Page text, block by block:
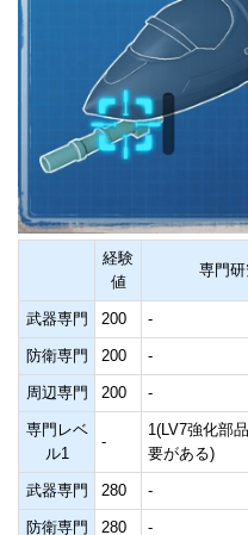
経験
値
専門
武器専門 200 -
防衛専門 200 -
周辺専門 200 -
専門レベ
ル1
-
1(LV7強化部
要がある)
武器専門 280 -
防衛専門 280 -